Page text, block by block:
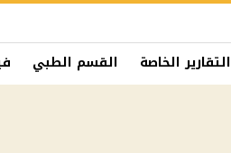
التقارير الخاصة القسم الطبي